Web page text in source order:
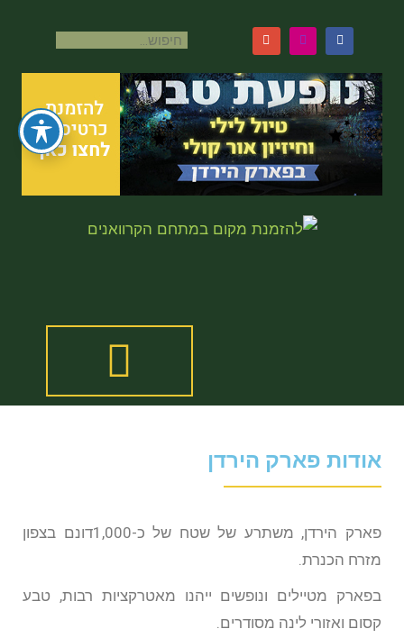
אודות פארק הירדן
פארק הירדן, משתרע של שטח של כ-1,000דונם בצפון
מזרח הכנרת.
בפארק מטיילים ונופשים ייהנו מאטרקציות רבות, טבע
קסום ואזורי לינה מסודרים.